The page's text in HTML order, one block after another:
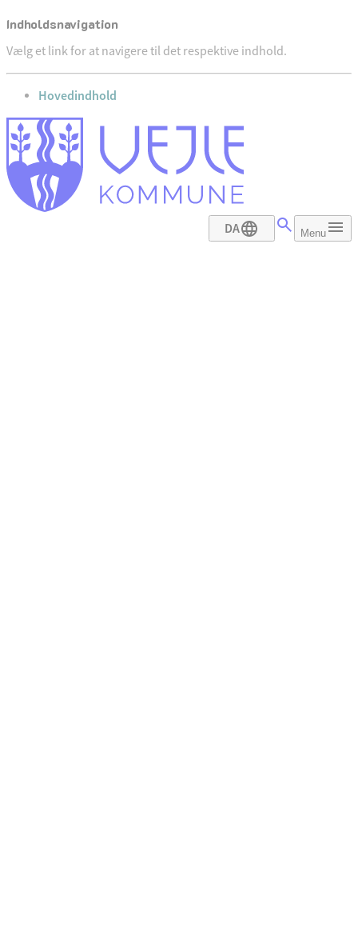
Indholdsnavigation
Vælg et link for at navigere til det respektive indhold.
gå til
Hovedindhold
DA Menu